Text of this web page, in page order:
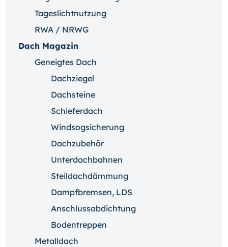
Tageslichtnutzung
RWA / NRWG
Dach Magazin
Geneigtes Dach
Dachziegel
Dachsteine
Schieferdach
Windsogsicherung
Dachzubehör
Unterdachbahnen
Steildachdämmung
Dampfbremsen, LDS
Anschlussabdichtung
Bodentreppen
Metalldach